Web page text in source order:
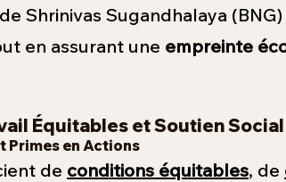
de Shrinivas Sugandhalaya
en assurant une empreinte
Équitables et Soutien Social
Primes en Actions
de conditions équitables, de